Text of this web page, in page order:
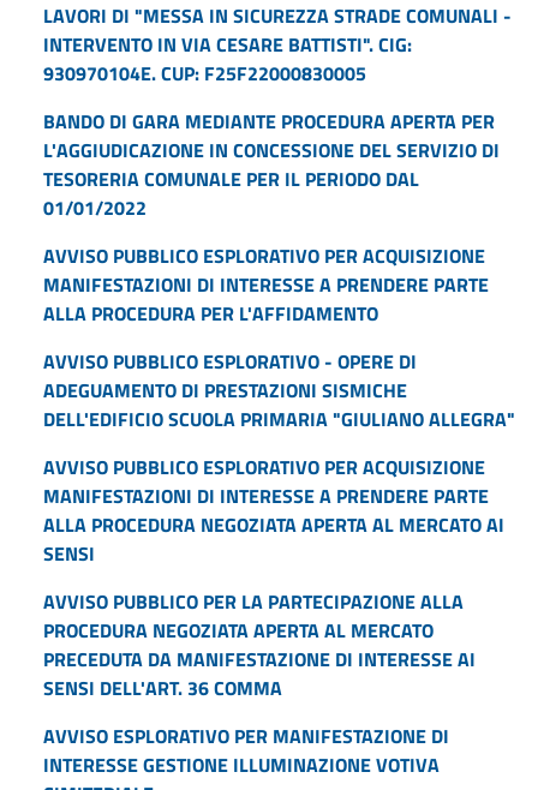
LAVORI DI "MESSA IN SICUREZZA STRADE COMUNALI -
INTERVENTO IN VIA CESARE BATTISTI". CIG:
930970104E. CUP: F25F22000830005
BANDO DI GARA MEDIANTE PROCEDURA APERTA PER
L'AGGIUDICAZIONE IN CONCESSIONE DEL SERVIZIO DI
TESORERIA COMUNALE PER IL PERIODO DAL
01/01/2022
AVVISO PUBBLICO ESPLORATIVO PER ACQUISIZIONE
MANIFESTAZIONI DI INTERESSE A PRENDERE PARTE
ALLA PROCEDURA PER L'AFFIDAMENTO
AVVISO PUBBLICO ESPLORATIVO - OPERE DI
ADEGUAMENTO DI PRESTAZIONI SISMICHE
DELL'EDIFICIO SCUOLA PRIMARIA "GIULIANO ALLEGRA"
AVVISO PUBBLICO ESPLORATIVO PER ACQUISIZIONE
MANIFESTAZIONI DI INTERESSE A PRENDERE PARTE
ALLA PROCEDURA NEGOZIATA APERTA AL MERCATO AI
SENSI
AVVISO PUBBLICO PER LA PARTECIPAZIONE ALLA
PROCEDURA NEGOZIATA APERTA AL MERCATO
PRECEDUTA DA MANIFESTAZIONE DI INTERESSE AI
SENSI DELL'ART. 36 COMMA
AVVISO ESPLORATIVO PER MANIFESTAZIONE DI
INTERESSE GESTIONE ILLUMINAZIONE VOTIVA